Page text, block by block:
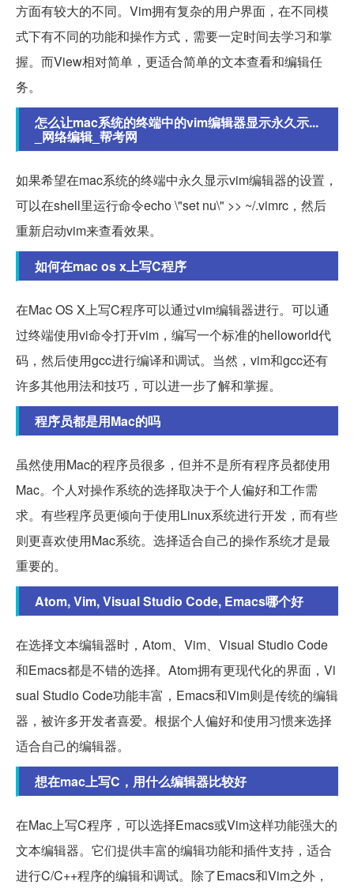
方面有较大的不同。Vim拥有复杂的用户界面，在不同模
式下有不同的功能和操作方式，需要一定时间去学习和掌
握。而View相对简单，更适合简单的文本查看和编辑任
务。
怎么让mac系统的终端中的vim编辑器显示永久示...
_网络编辑_帮考网
如果希望在mac系统的终端中永久显示vim编辑器的设置，
可以在shell里运行命令echo \"set nu\" >> ~/.vimrc，然后
重新启动vim来查看效果。
如何在mac os x上写C程序
在Mac OS X上写C程序可以通过vim编辑器进行。可以通
过终端使用vi命令打开vim，编写一个标准的helloworld代
码，然后使用gcc进行编译和调试。当然，vim和gcc还有
许多其他用法和技巧，可以进一步了解和掌握。
程序员都是用Mac的吗
虽然使用Mac的程序员很多，但并不是所有程序员都使用
Mac。个人对操作系统的选择取决于个人偏好和工作需
求。有些程序员更倾向于使用Linux系统进行开发，而有些
则更喜欢使用Mac系统。选择适合自己的操作系统才是最
重要的。
Atom, Vim, Visual Studio Code, Emacs哪个好
在选择文本编辑器时，Atom、Vim、Visual Studio Code
和Emacs都是不错的选择。Atom拥有更现代化的界面，Vi
sual Studio Code功能丰富，Emacs和Vim则是传统的编辑
器，被许多开发者喜爱。根据个人偏好和使用习惯来选择
适合自己的编辑器。
想在mac上写C，用什么编辑器比较好
在Mac上写C程序，可以选择Emacs或Vim这样功能强大的
文本编辑器。它们提供丰富的编辑功能和插件支持，适合
进行C/C++程序的编辑和调试。除了Emacs和Vim之外，